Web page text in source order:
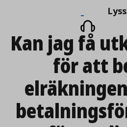
Lyssna
på
Kan jag få
för att